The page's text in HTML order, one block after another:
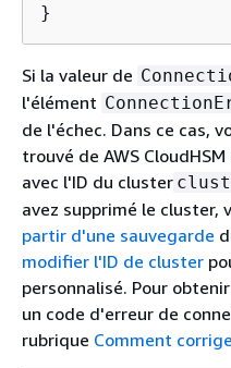
}
Si la valeur de
l'élément
de l'échec. Dans ce cas,
trouvé de AWS
avec l'ID du cluster
avez supprimé le cluster,
partir d'une sauvegarde
modifier l'ID de cluster
personnalisé. Pour
un code d'erreur de
rubrique Comment